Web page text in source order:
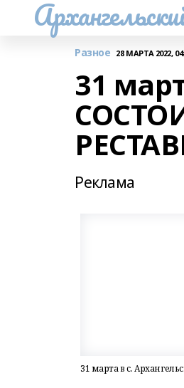
Разное 28 МАРТА 2022,
31
Реклама
31 марта в с.